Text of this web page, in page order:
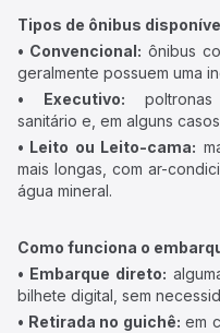
Tipos de ônibus
• Convencional: ônibus
geralmente possuem uma
• Executivo: poltronas
sanitário e, em alguns
• Leito ou Leito-cama:
mais longas, com ar-
água mineral.
Como funciona o
• Embarque direto:
bilhete digital, sem
• Retirada no guichê: em